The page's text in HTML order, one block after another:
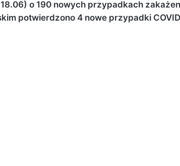
o 190 nowych przypadkach
potwierdzono 4 nowe przypadki